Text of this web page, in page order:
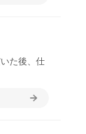
た後、仕